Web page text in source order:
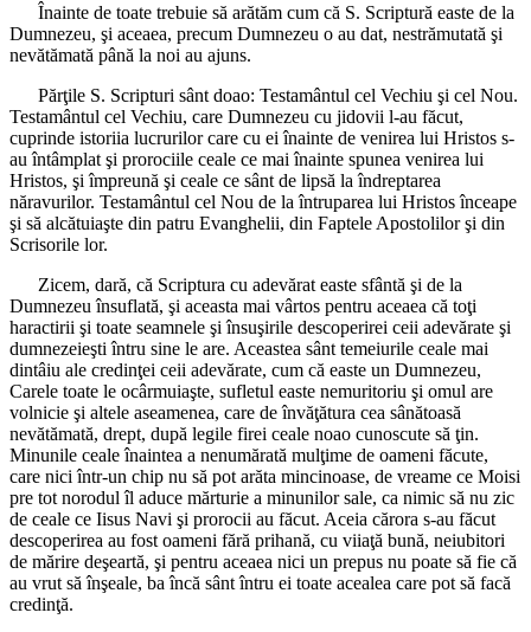
Înainte de toate trebuie să arătăm cum că S. Scriptură easte de la
Dumnezeu, şi aceaea, precum Dumnezeu o au dat, nestrămutată şi
nevătămată până la noi au ajuns.
Părţile S. Scripturi sânt doao: Testamântul cel Vechiu şi cel Nou.
Testamântul cel Vechiu, care Dumnezeu cu jidovii l-au făcut,
cuprinde istoriia lucrurilor care cu ei înainte de venirea lui Hristos s-
au întâmplat şi prorociile ceale ce mai înainte spunea venirea lui
Hristos, şi împreună şi ceale ce sânt de lipsă la îndreptarea
năravurilor. Testamântul cel Nou de la întruparea lui Hristos înceape
şi să alcătuiaşte din patru Evanghelii, din Faptele Apostolilor şi din
Scrisorile lor.
Zicem, dară, că Scriptura cu adevărat easte sfântă şi de la
Dumnezeu însuflată, şi aceasta mai vârtos pentru aceaea că toţi
haractirii şi toate seamnele şi însuşirile descoperirei ceii adevărate şi
dumnezeieşti întru sine le are. Aceastea sânt temeiurile ceale mai
dintâiu ale credinţei ceii adevărate, cum că easte un Dumnezeu,
Carele toate le ocârmuiaşte, sufletul easte nemuritoriu şi omul are
volnicie şi altele aseamenea, care de învăţătura cea sânătoasă
nevătămată, drept, după legile firei ceale noao cunoscute să ţin.
Minunile ceale înaintea a nenumărată mulţime de oameni făcute,
care nici într-un chip nu să pot arăta mincinoase, de vreame ce Moisi
pre tot norodul îl aduce mărturie a minunilor sale, ca nimic să nu zic
de ceale ce Iisus Navi şi prorocii au făcut. Aceia cărora s-au făcut
descoperirea au fost oameni fără prihană, cu viiaţă bună, neiubitori
de mărire deşeartă, şi pentru aceaea nici un prepus nu poate să fie că
au vrut să înşeale, ba încă sânt întru ei toate acealea care pot să facă
credinţă.